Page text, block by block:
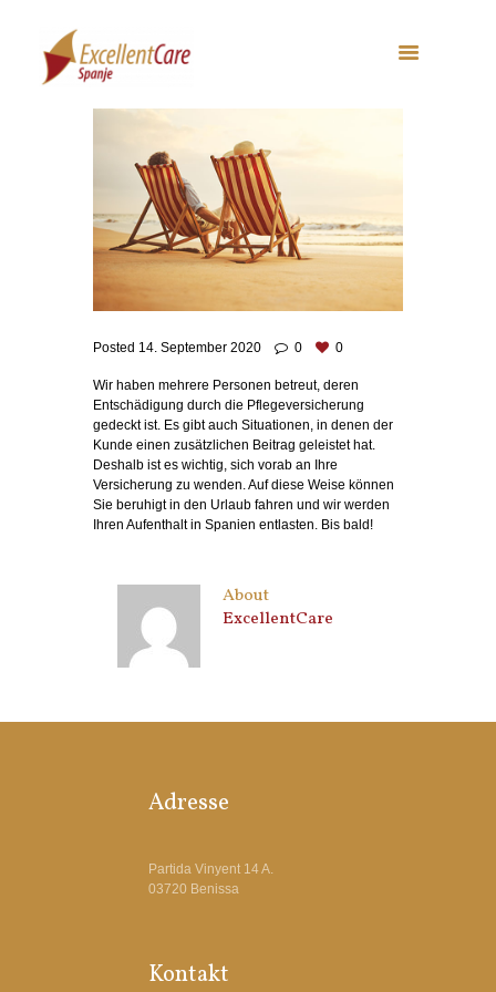
Posted 14. September 2020 0 0
Wir haben mehrere Personen betreut, deren
Entschädigung durch die Pflegeversicherung
gedeckt ist. Es gibt auch Situationen, in denen der
Kunde einen zusätzlichen Beitrag geleistet hat.
Deshalb ist es wichtig, sich vorab an Ihre
Versicherung zu wenden. Auf diese Weise können
Sie beruhigt in den Urlaub fahren und wir werden
Ihren Aufenthalt in Spanien entlasten. Bis bald!
About
ExcellentCare
Adresse
Partida Vinyent 14 A.
03720 Benissa
Kontakt